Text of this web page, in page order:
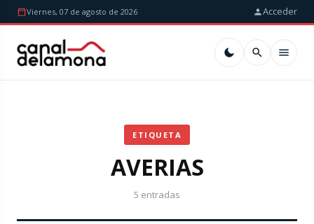
Viernes, 07 de agosto de 2026 Acceder
ETIQUETA
AVERIAS
5 entradas